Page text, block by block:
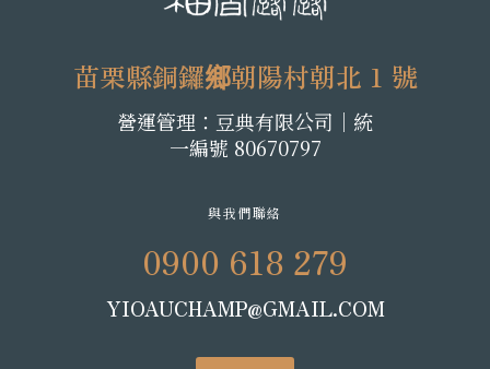
苗栗縣銅鑼鄉朝陽村朝北 1 號
營運管理：豆典有限公司│統
一編號 80670797
與我們聯絡
0900 618 279
YIOAUCHAMP@GMAIL.COM